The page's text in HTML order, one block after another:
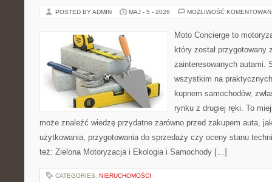
POSTED BY ADMIN MAJ - 5 - 2026 MOŻLIWOŚĆ
Moto Concierge to
który został przygotowany
zainteresowanych autami.
wszystkim na
kupnem samochodów,
rynku z drugiej ręki. To
może znaleźć wiedzę przydatne zarówno przed zakupem auta,
użytkowania, przygotowania do sprzedaży czy oceny stanu
też: Zielona Motoryzacja i Ekologia i Samochody […]
CATEGORIES: NIERUCHOMOŚCI